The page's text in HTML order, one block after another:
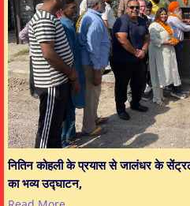
नितिन कोहली के प्रयास से जालंधर के
का भव्य उद्घाटन,